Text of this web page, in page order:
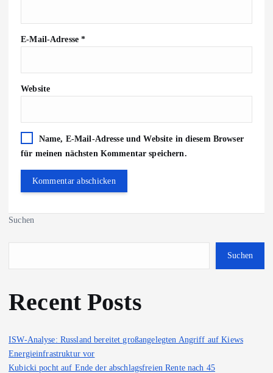
E-Mail-Adresse*
Website
Name, E-Mail-Adresse und Website in diesem Browser
für meinen nächsten Kommentar speichern.
Suchen
Suchen
Recent Posts
ISW-Analyse: Russland bereitet großangelegten Angriff auf Kiews
Energieinfrastruktur vor
Kubicki pocht auf Ende der abschlagsfreien Rente nach 45